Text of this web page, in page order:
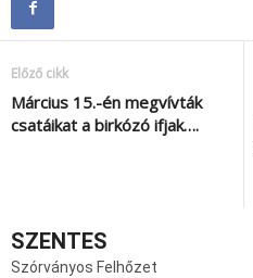
Előző cikk
Március 15.-én megvívták
csatáikat a birkózó ifjak….
SZENTES
Szórványos Felhőzet